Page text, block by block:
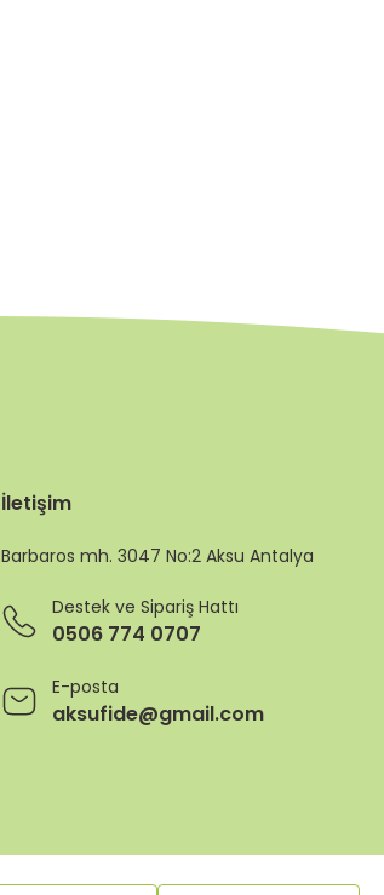
İletişim
Barbaros mh. 3047 No:2 Aksu Antalya
Destek ve Sipariş Hattı
0506 774 0707
E-posta
aksufide@gmail.com